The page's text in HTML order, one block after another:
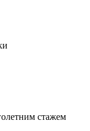
стажем